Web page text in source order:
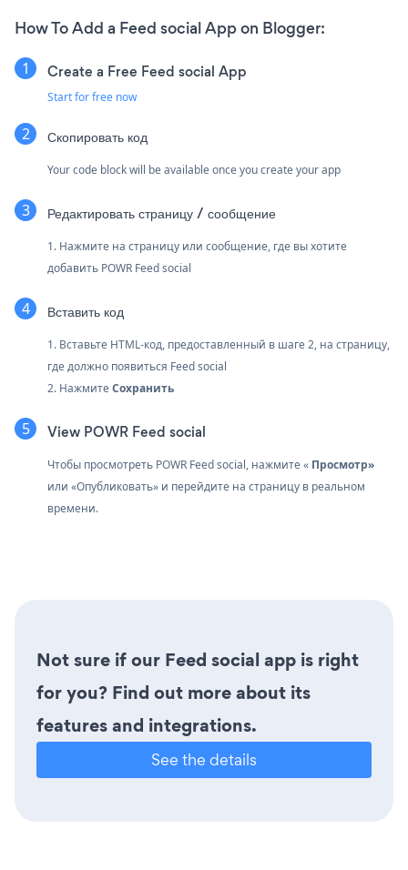
How To Add a Feed social App on Blogger:
Create a Free Feed social App
Start for free now
Скопировать код
Your code block will be available once you create your app
Редактировать страницу / сообщение
1. Нажмите на страницу или сообщение, где вы хотите
добавить POWR Feed social
Вставить код
1. Вставьте HTML-код, предоставленный в шаге 2, на страницу,
где должно появиться Feed social
2. НажмитеСохранить
View POWR Feed social
Чтобы просмотреть POWR Feed social, нажмите « Просмотр»
или «Опубликовать» и перейдите на страницу в реальном
времени.
Not sure if our Feed social app is right
for you? Find out more about its
features and integrations.
See the details